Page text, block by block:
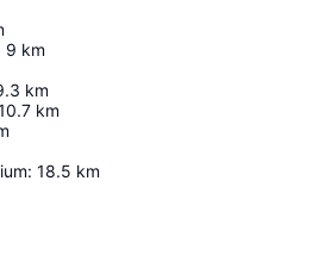
9 km
km
km
: 18.5 km